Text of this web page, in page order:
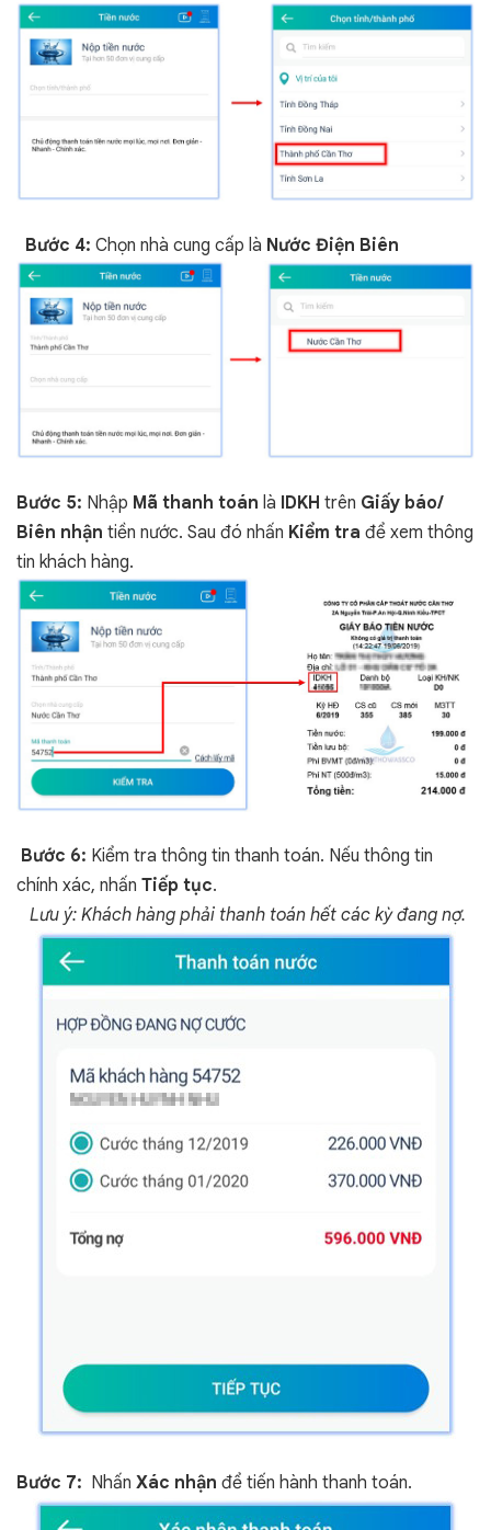
Bước 4: Chọn nhà cung cấp là Nước Điện Biên
Bước 5: Nhập Mã thanh toán là IDKH trên Giấy báo/
Biên nhận tiền nước. Sau đó nhấn Kiểm tra để xem thông
tin khách hàng.
Bước 6: Kiểm tra thông tin thanh toán. Nếu thông tin
chính xác, nhấn Tiếp tục.
Lưu ý: Khách hàng phải thanh toán hết các kỳ đang nợ.
Bước 7: Nhấn Xác nhận để tiến hành thanh toán.